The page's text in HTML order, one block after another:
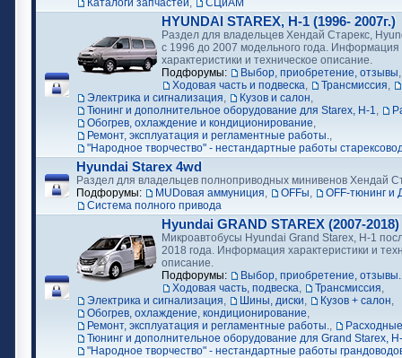
Каталоги запчастей, СЦиАМ
HYUNDAI STAREX, H-1 (1996- 2007г.)
Раздел для владельцев Хендай Старекс,
с 1996 до 2007 модельного года. Информация
характеристики и техническое описание.
Подфорумы:
Выбор, приобретение, отзывы
Ходовая часть и подвеска, Трансмиссия,
Электрика и сигнализация, Кузов и салон,
Тюнинг и дополнительное оборудование для Starex, H-1,
Обогрев, охлаждение и кондиционирование,
Ремонт, эксплуатация и регламентные работы.,
"Народное творчество" - нестандартные работы
Hyundai Starex 4wd
Раздел для владельцев полноприводных минивенов Хендай
Подфорумы:
MUDовая аммуниция, OFFы,
OFF-тюнинг и
Cистема полного привода
Hyundai GRAND STAREX (2007-2018)
Микроавтобусы Hyundai Grand Starex, H-1
2018 года. Информация характеристики и
описание.
Подфорумы:
Выбор, приобретение, отзывы.
Ходовая часть, подвеска, Трансмиссия,
Электрика и сигнализация, Шины, диски, Кузов + салон,
Обогрев, охлаждение, кондиционирование,
Ремонт, эксплуатация и регламентные работы.,
Тюнинг и дополнительное оборудование для Grand Starex,
"Народное творчество" - нестандартные работы